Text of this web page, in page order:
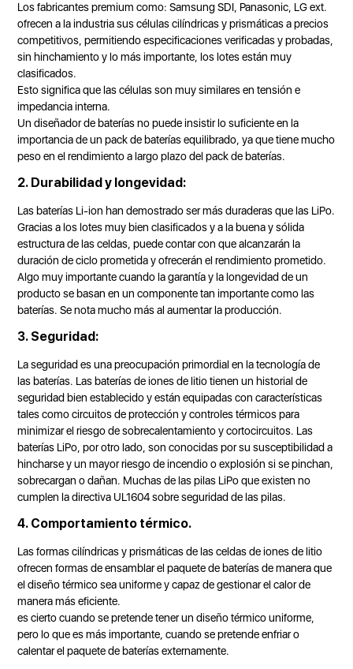
Los fabricantes premium como: Samsung SDI, Panasonic, LG ext.
ofrecen a la industria sus células cilíndricas y prismáticas a precios
competitivos, permitiendo especificaciones verificadas y probadas,
sin hinchamiento y lo más importante, los lotes están muy
clasificados.
Esto significa que las células son muy similares en tensión e
impedancia interna.
Un diseñador de baterías no puede insistir lo suficiente en la
importancia de un pack de baterías equilibrado, ya que tiene mucho
peso en el rendimiento a largo plazo del pack de baterías.
2. Durabilidad y longevidad:
Las baterías Li-ion han demostrado ser más duraderas que las LiPo.
Gracias a los lotes muy bien clasificados y a la buena y sólida
estructura de las celdas, puede contar con que alcanzarán la
duración de ciclo prometida y ofrecerán el rendimiento prometido.
Algo muy importante cuando la garantía y la longevidad de un
producto se basan en un componente tan importante como las
baterías. Se nota mucho más al aumentar la producción.
3. Seguridad:
La seguridad es una preocupación primordial en la tecnología de
las baterías. Las baterías de iones de litio tienen un historial de
seguridad bien establecido y están equipadas con características
tales como circuitos de protección y controles térmicos para
minimizar el riesgo de sobrecalentamiento y cortocircuitos. Las
baterías LiPo, por otro lado, son conocidas por su susceptibilidad a
hincharse y un mayor riesgo de incendio o explosión si se pinchan,
sobrecargan o dañan. Muchas de las pilas LiPo que existen no
cumplen la directiva UL1604 sobre seguridad de las pilas.
4. Comportamiento térmico.
Las formas cilíndricas y prismáticas de las celdas de iones de litio
ofrecen formas de ensamblar el paquete de baterías de manera que
el diseño térmico sea uniforme y capaz de gestionar el calor de
manera más eficiente.
es cierto cuando se pretende tener un diseño térmico uniforme,
pero lo que es más importante, cuando se pretende enfriar o
calentar el paquete de baterías externamente.